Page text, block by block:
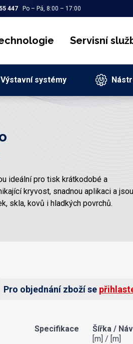
447 Po – Pá, 8:00 – 17:00
Servisní
Výstavní systémy
ideální pro tisk krátkodobé a
kryvost, snadnou aplikaci a jsou
skla, kovů i hladkých povrchů.
Pro objednání zboží se
Specifikace
Šířka /
[m] / [m]